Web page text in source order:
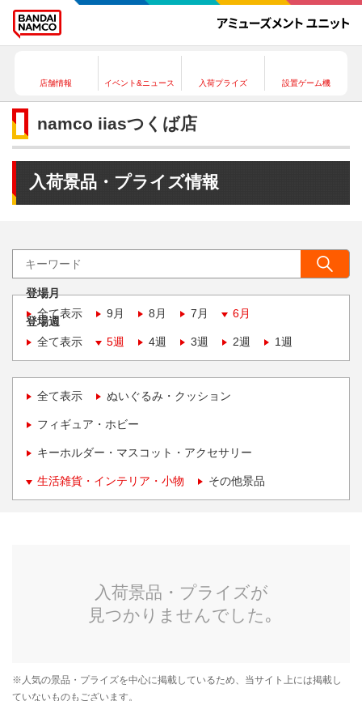
店舗情報 イベント&ニュース 入荷プライズ 設置ゲーム機
namco iiasつくば店
入荷景品・プライズ情報
登場月
全て表示
9月 8月 7月 6月
登場週
全て表示
5週 4週 3週 2週 1週
全て表示 ぬいぐるみ・クッション
フィギュア・ホビー
キーホルダー・マスコット・アクセサリー
生活雑貨・インテリア・小物 その他景品